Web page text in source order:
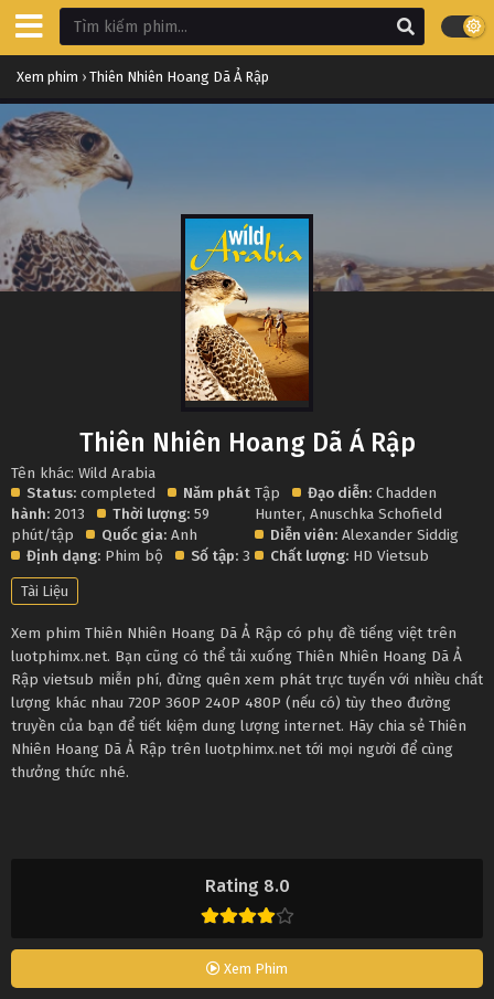
Xem phim › Thiên Nhiên Hoang Dã Ả Rập
Rating 8.0
Xem Phim
Thiên Nhiên Hoang Dã Ả Rập
Tên khác: Wild Arabia
Status: completed
Năm phát
hành: 2013 Thời lượng: 59
phút/tập
Quốc gia: Anh
Định dạng: Phim bộ Số tập: 3
Tập Đạo diễn: Chadden
Hunter,Anuschka Schofield
Diễn viên: Alexander Siddig
Chất lượng: HD Vietsub
Tài Liệu
Xem phim Thiên Nhiên Hoang Dã Ả Rập có phụ đề tiếng việt trên
luotphimx.net. Bạn cũng có thể tải xuống Thiên Nhiên Hoang Dã Ả
Rập vietsub miễn phí, đừng quên xem phát trực tuyến với nhiều chất
lượng khác nhau 720P 360P 240P 480P (nếu có) tùy theo đường
truyền của bạn để tiết kiệm dung lượng internet. Hãy chia sẻ Thiên
Nhiên Hoang Dã Ả Rập trên luotphimx.net tới mọi người để cùng
thưởng thức nhé.